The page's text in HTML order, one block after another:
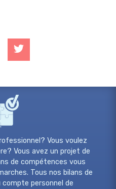
Vous voulez
Vous avez un projet de
de compétences vous
Tous nos bilans de
personnel de